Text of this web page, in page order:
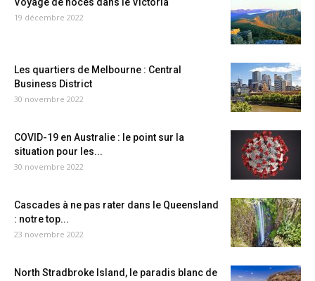
19 décembre 2022
Les quartiers de Melbourne : Central
Business District
30 novembre 2022
COVID-19 en Australie : le point sur la
situation pour les...
30 novembre 2022
Cascades à ne pas rater dans le Queensland
: notre top...
23 novembre 2022
North Stradbroke Island, le paradis blanc de